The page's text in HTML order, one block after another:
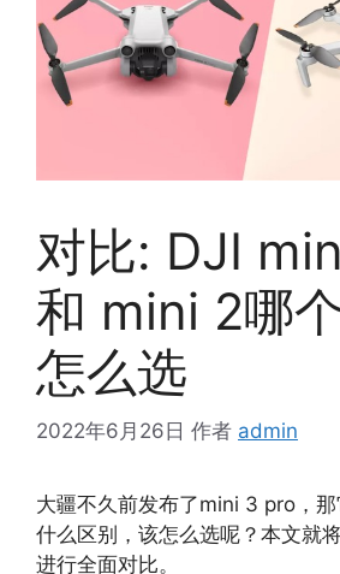
对比: DJI
和 mini 2哪
怎么选
2022年6月26日 作者 admin
大疆不久前发布了mini 3 pro，
什么区别，该怎么选呢？本文就
进行全面对比。